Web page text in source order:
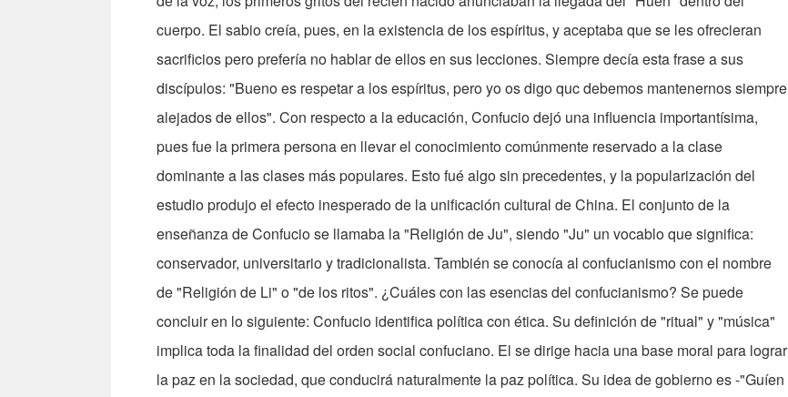
cuerpo. El sabio creía, pues, en la existencia de los espíritus, y aceptaba que se les ofrecieran
sacrificios pero prefería no hablar de ellos en sus lecciones. Siempre decía esta frase a sus
discípulos: "Bueno es respetar a los espíritus, pero yo os digo quc debemos mantenernos siempre
alejados de ellos". Con respecto a la educación, Confucio dejó una influencia importantísima,
pues fue la primera persona en llevar el conocimiento comúnmente reservado a la clase
dominante a las clases más populares. Esto fué algo sin precedentes, y la popularización del
estudio produjo el efecto inesperado de la unificación cultural de China. El conjunto de la
enseñanza de Confucio se llamaba la "Religión de Ju", siendo "Ju" un vocablo que significa:
conservador, universitario y tradicionalista. También se conocía al confucianismo con el nombre
de "Religión de Li" o "de los ritos". ¿Cuáles con las esencias del confucianismo? Se puede
concluir en lo siguiente: Confucio identifica política con ética. Su definición de "ritual" y "música"
implica toda la finalidad del orden social confuciano. El se dirige hacia una base moral para lograr
la paz en la sociedad, que conducirá naturalmente la paz política. Su idea de gobierno es -"Guíen